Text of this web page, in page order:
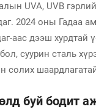
UVA, UVB
2024 оны Гадаа
аас дээш хурдтай
суурин сталь
солих
буй бодит